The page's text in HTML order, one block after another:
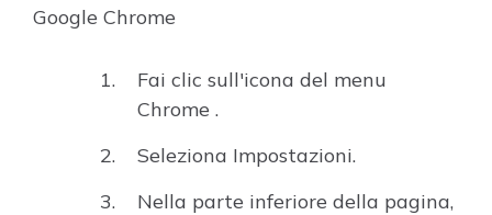
Google Chrome
Fai clic sull'icona del menu
Chrome .
Seleziona Impostazioni.
Nella parte inferiore della pagina,